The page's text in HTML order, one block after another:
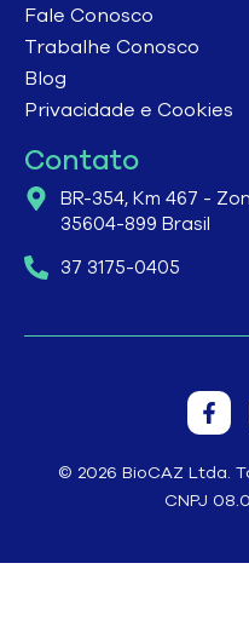
Fale Conosco
Trabalhe Conosco
Blog
Privacidade e Cookies
Contato
BR-354, Km 467 -
35604-899 Brasil
37 3175-0405
© 2026 BioCAZ Ltda.
CNPJ